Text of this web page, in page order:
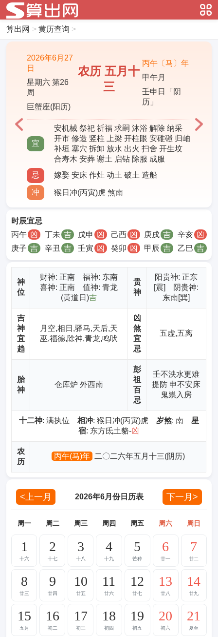
算出网 > 黄历查询 >
2026年6月27
日
星期六 第26
周
巨蟹座(阳历)
农历 五月十
三
丙午〔马〕年
甲午月
壬申日「阴
历」
宜
安机械 祭祀 祈福 求嗣 沐浴 解除 纳采
开市 修造 竖柱 上梁 开柱眼 安碓磑 归岫
补垣 塞穴 拆卸 放水 出火 扫舍 开生坟
合寿木 安葬 谢土 启钻 除服 成服
忌
嫁娶 安床 作灶 动土 破土 造船
冲 猴日冲(丙寅)虎 煞南
时辰宜忌
庚子 吉 辛丑 吉 壬寅 凶 癸卯 凶 甲辰 吉 乙巳 吉
丙午 凶 丁未 吉 戊申 凶 己酉 凶 庚戌 吉 辛亥 凶
神
位
财神: 正南 福神: 东南
喜神: 正南 值神: 青龙
(黄道日)吉
贵
神
阳贵神: 正东
[震] 阴贵神:
东南[巽]
吉
神
宜
趋
月空,相日,驿马,天后,天
巫,福德,除神,青龙,鸣吠
凶
煞
宜
忌
五虚,五离
胎
神
仓库炉 外西南
彭
祖
百
忌
壬不泱水更难
提防 申不安床
鬼祟入房
十二神: 满执位 相冲: 猴日冲(丙寅)虎 岁煞: 南 星
宿: 东方氐土貉-凶
农
历
丙午(马)年 二〇二六年五月十三(阴历)
<上一月 2026年6月份日历表 下一月>
周一 周二 周三 周四 周五 周六 周日
1
十六
2
十七
3
十八
4
十九
5
芒种
6
廿一
7
廿二
8
廿三
9
廿四
10
廿五
11
廿六
12
廿七
13
廿八
14
廿九
15
五月
16
初二
17
初三
18
初四
19
初五
20
初六
21
夏至